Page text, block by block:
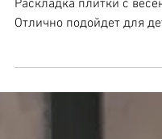
комнаты
Отлично подойдет для